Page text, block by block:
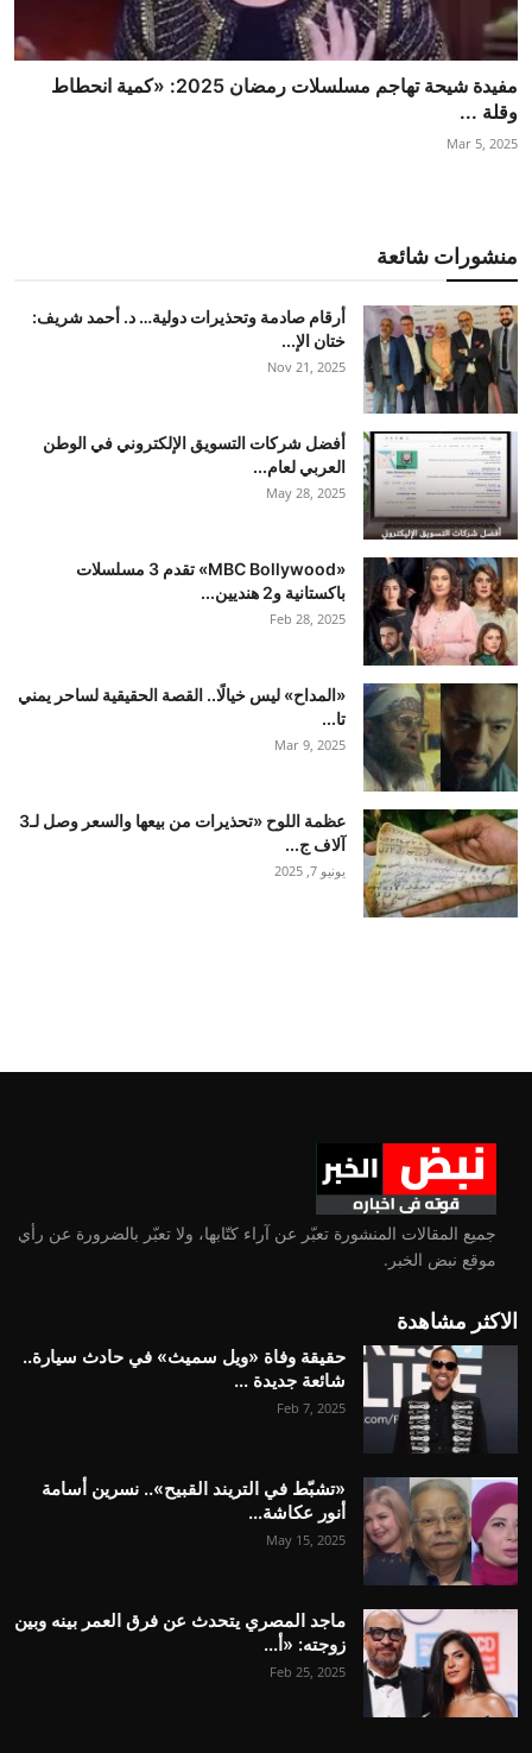
مفيدة شيحة تهاجم مسلسلات رمضان 2025: «كمية انحطاط
وقلة ...
Mar 5, 2025
منشورات شائعة
أرقام صادمة وتحذيرات دولية… د. أحمد شريف:
ختان الإ...
Nov 21, 2025
أفضل شركات التسويق الإلكتروني في الوطن
العربي لعام...
May 28, 2025
«MBC Bollywood» تقدم 3 مسلسلات
باكستانية و2 هنديين...
Feb 28, 2025
«المداح» ليس خيالًا.. القصة الحقيقية لساحر يمني
تا...
Mar 9, 2025
عظمة اللوح «تحذيرات من بيعها والسعر وصل لـ3
آلاف ج...
يونيو 7, 2025
جميع المقالات المنشورة تعبّر عن آراء كتّابها، ولا تعبّر بالضرورة عن رأي
موقع نبض الخبر.
الاكثر مشاهدة
حقيقة وفاة «ويل سميث» في حادث سيارة..
شائعة جديدة ...
Feb 7, 2025
«تشبّط في التريند القبيح».. نسرين أسامة
أنور عكاشة...
May 15, 2025
ماجد المصري يتحدث عن فرق العمر بينه وبين
زوجته: «أ...
Feb 25, 2025